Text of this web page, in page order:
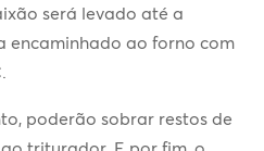
será levado até a
encaminhado ao forno com
poderão sobrar restos de